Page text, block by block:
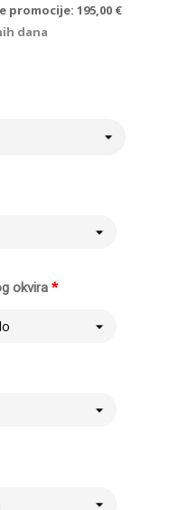
promocije:195,00 €
dana
*
okvira